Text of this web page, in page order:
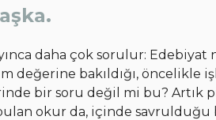
daha çok sorulur: Edebiyat
değerine bakıldığı, öncelikle
bir soru değil mi bu? Artık
okur da, içinde savrulduğu